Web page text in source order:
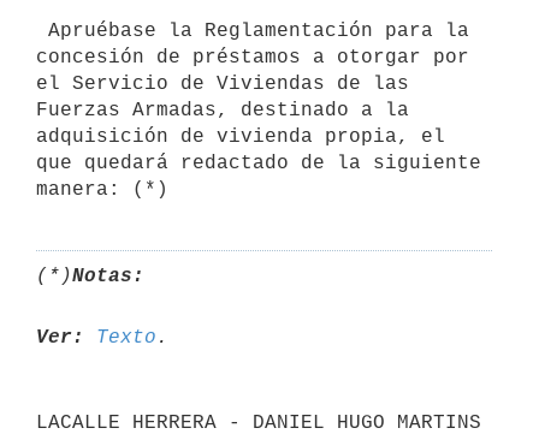
concesión de préstamos a otorgar por
el Servicio de Viviendas de las
Fuerzas Armadas, destinado a la
adquisición de vivienda propia, el
que quedará redactado de la siguiente
(*)Notas:
Ver: Texto